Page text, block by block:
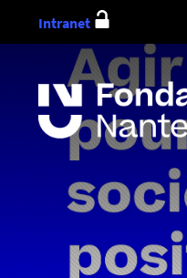
Intranet